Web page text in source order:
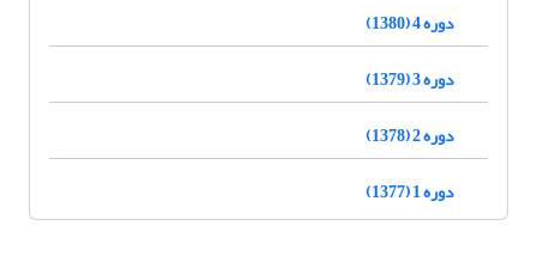
دوره 4 (1380)
دوره 3 (1379)
دوره 2 (1378)
دوره 1 (1377)